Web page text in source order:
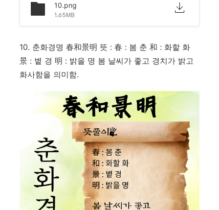
10.png
1.65MB
10. 춘화경명 春和景明 뜻 : 春 : 봄 춘 和 : 화할 화
景 : 볕 경 明 : 밝을 명 봄 날씨가 좋고 경치가 밝고
화사함을 의미함.